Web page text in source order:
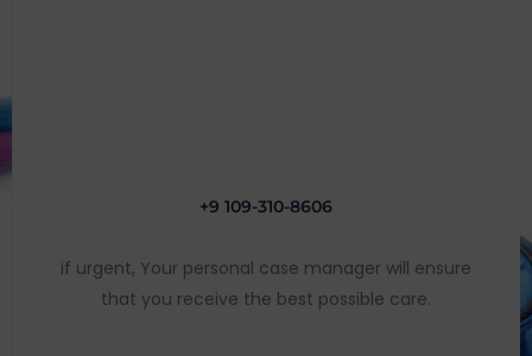
+9 109-310-8606
if urgent, Your personal case manager will ensure
that you receive the best possible care.